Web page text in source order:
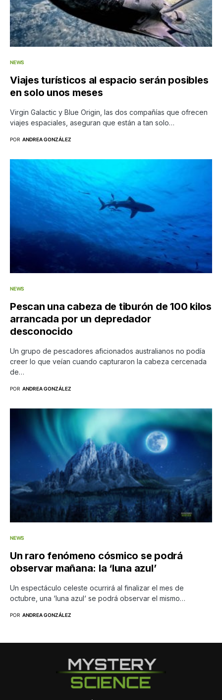
NEWS
Viajes turísticos al espacio serán posibles
en solo unos meses
Virgin Galactic y Blue Origin, las dos compañías que ofrecen
viajes espaciales, aseguran que están a tan solo…
POR ANDREA GONZÁLEZ
NEWS
Pescan una cabeza de tiburón de 100 kilos
arrancada por un depredador
desconocido
Un grupo de pescadores aficionados australianos no podía
creer lo que veían cuando capturaron la cabeza cercenada
de…
POR ANDREA GONZÁLEZ
NEWS
Un raro fenómeno cósmico se podrá
observar mañana: la ‘luna azul’
Un espectáculo celeste ocurrirá al finalizar el mes de
octubre, una ‘luna azul‘ se podrá observar el mismo…
POR ANDREA GONZÁLEZ